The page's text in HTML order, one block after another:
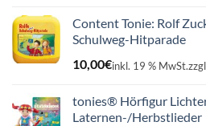
Content Tonie: Rolf
Schulweg-Hitparade
10,00€inkl. 19 % MwSt.
tonies® Hörfigur
Laternen-/Herbstlieder